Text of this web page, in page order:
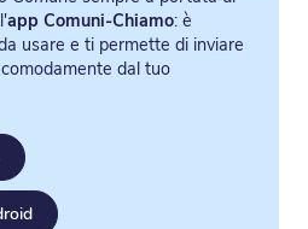
app Comuni-Chiamo: è
usare e ti permette di inviare
dal tuo